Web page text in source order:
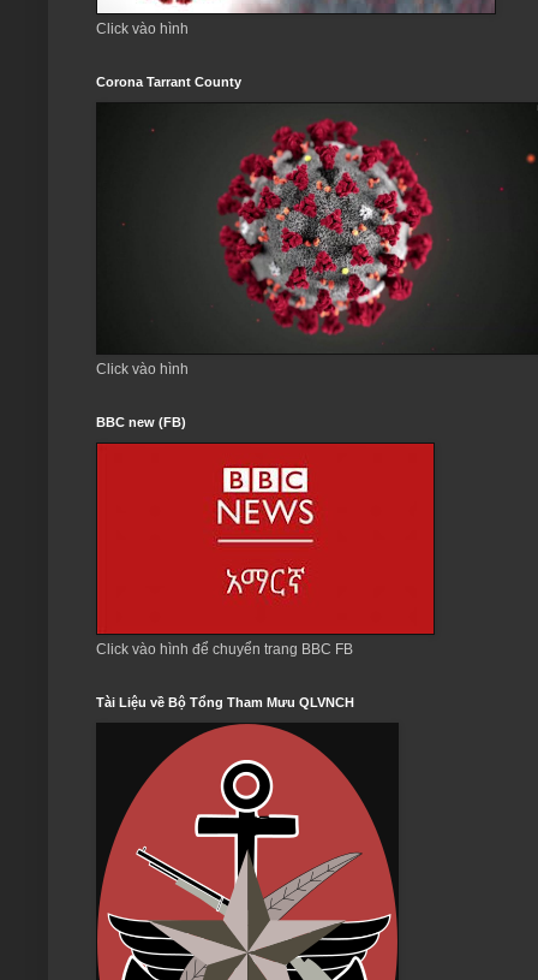
Click vào hình
Corona Tarrant County
Click vào hình
BBC new (FB)
Click vào hình để chuyển trang BBC FB
Tài Liệu về Bộ Tổng Tham Mưu QLVNCH